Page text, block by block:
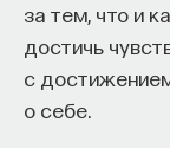
за тем, что и
достичь
с
о себе.